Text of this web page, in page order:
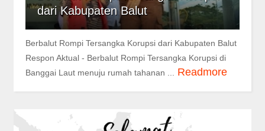
dari Kabupaten Balut
Berbalut Rompi Tersangka Korupsi dari Kabupaten Balut
Respon Aktual - Berbalut Rompi Tersangka Korupsi di
Banggai Laut menuju rumah tahanan ...
Readmore